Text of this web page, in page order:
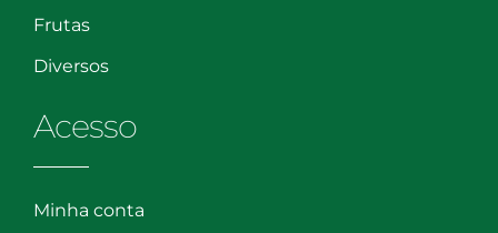
Frutas
Diversos
Acesso
Minha conta